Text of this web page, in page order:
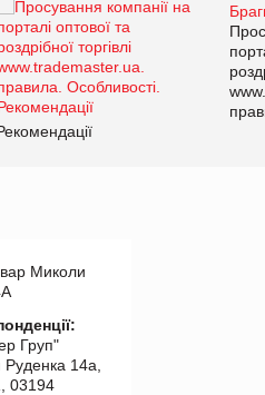
Миколи
Груп"
14а,
03194